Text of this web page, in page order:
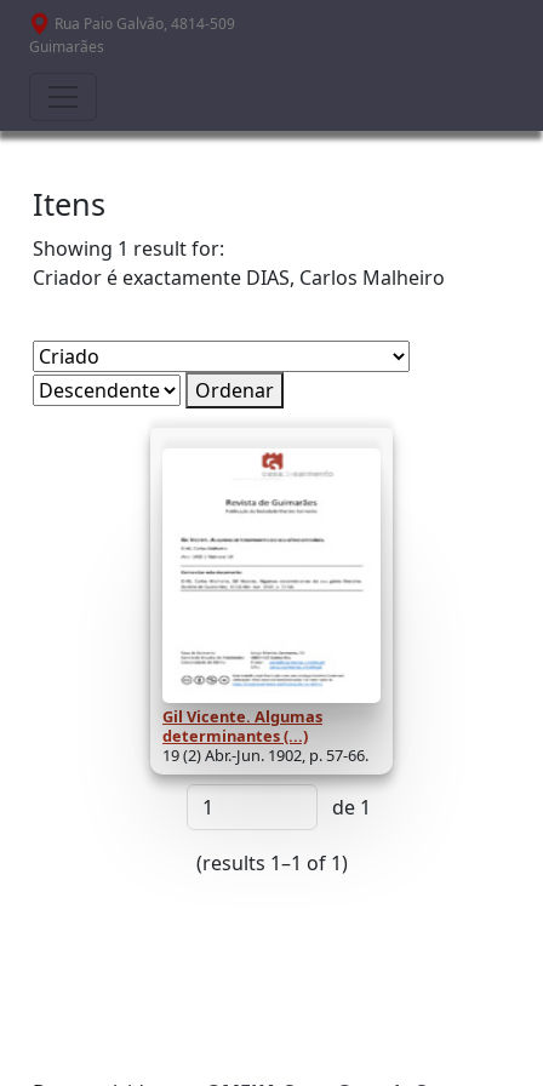
Passar para o conteúdo principal
Rua Paio Galvão, 4814-509
Guimarães
Itens
Showing 1 result for:
Criador é exactamente DIAS, Carlos Malheiro
Ordenar
Gil Vicente. Algumas
determinantes (...)
19 (2) Abr.-Jun. 1902, p. 57-66.
de 1
(results 1–1 of 1)